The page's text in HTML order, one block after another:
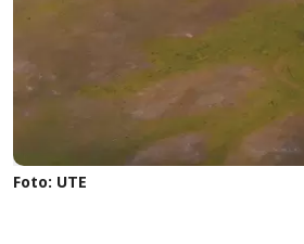
Foto: UTE